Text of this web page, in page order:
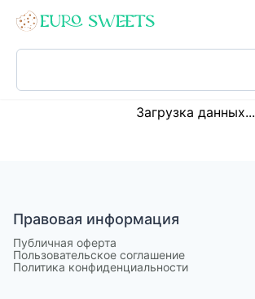
Loading...
Загрузка данных...
Правовая информация
Публичная оферта
Пользовательское соглашение
Политика конфиденциальности